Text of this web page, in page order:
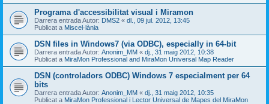
Programa d'accessibilitat visual i Miramon
Darrera entrada Autor: DMS2 « dl., 09 jul. 2012, 13:45
Publicat a Miscel·lània
DSN files in Windows7 (via ODBC), especially in 64-bit
Darrera entrada Autor: Anonim_MM « dj., 31 maig 2012, 10:38
Publicat a MiraMon Professional and MiraMon Universal Map Reader
DSN (controladors ODBC) Windows 7 especialment per 64
bits
Darrera entrada Autor: Anonim_MM « dj., 31 maig 2012, 10:35
Publicat a MiraMon Professional i Lector Universal de Mapes del MiraMon